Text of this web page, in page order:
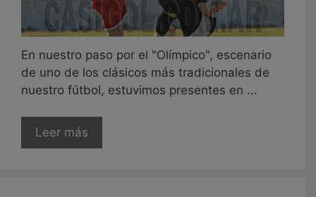
En nuestro paso por el "Olímpico", escenario
de uno de los clásicos más tradicionales de
nuestro fútbol, estuvimos presentes en ...
Leer más